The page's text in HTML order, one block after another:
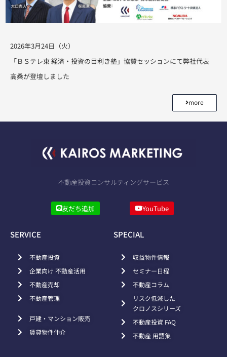
2026年3月24日（火）
「ＢＳテレ東 経済・投資の目利き塾」協賛セッションにて弊社代表
高桑が登壇しました
more
不動産投資コンサルティングサービス
友だち追加 YouTube
SERVICE
不動産投資
企業向け 不動産活用
不動産売却
不動産管理
戸建・マンション販売
賃貸物件仲介
SPECIAL
収益物件情報
セミナー日程
不動産コラム
リスク低減した
クロノスシリーズ
不動産投資 FAQ
不動産 用語集